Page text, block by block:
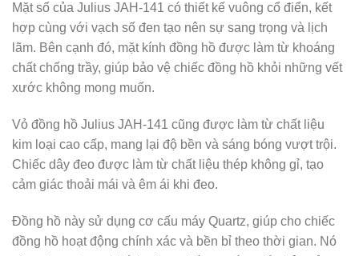
Mặt số của Julius JAH-141 có thiết kế vuông cổ điển, kết
hợp cùng với vạch số đen tạo nên sự sang trọng và lịch
lãm. Bên cạnh đó, mặt kính đồng hồ được làm từ khoáng
chất chống trầy, giúp bảo vệ chiếc đồng hồ khỏi những vết
xước không mong muốn.
Vỏ đồng hồ Julius JAH-141 cũng được làm từ chất liệu
kim loại cao cấp, mang lại độ bền và sáng bóng vượt trội.
Chiếc dây đeo được làm từ chất liệu thép không gỉ, tạo
cảm giác thoải mái và êm ái khi đeo.
Đồng hồ này sử dụng cơ cấu máy Quartz, giúp cho chiếc
đồng hồ hoạt động chính xác và bền bỉ theo thời gian. Nó